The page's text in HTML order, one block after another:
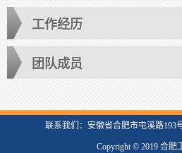
工作经历
团队成员
联系我们：安徽省合肥市屯溪路193
Copyright © 2019 合